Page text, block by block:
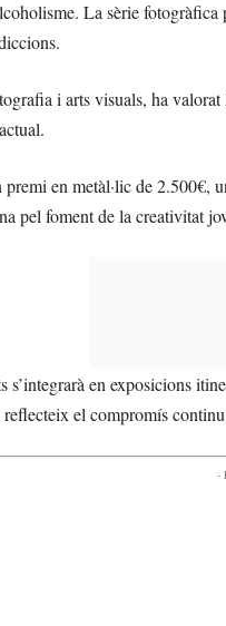
La sèrie
i arts visuals, ha
en metàl·lic de 2.500€,
pel foment de la creativitat
s’integrarà en exposicions
el compromís
-